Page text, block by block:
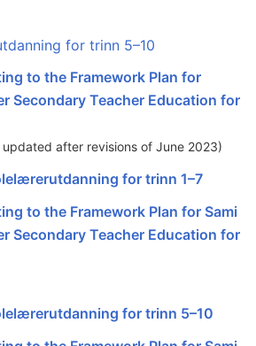
for trinn 5–10
to the Framework Plan for
Secondary Teacher Education for
updated after revisions of June 2023)
for trinn 1–7
to the Framework Plan for Sami
Secondary Teacher Education for
for trinn 5–10